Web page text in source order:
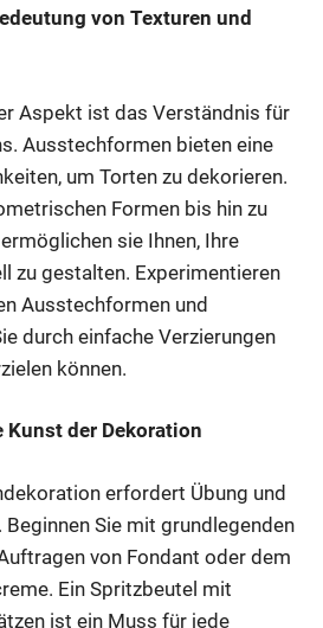
von Texturen und
Aspekt ist das Verständnis für
Ausstechformen bieten eine
um Torten zu dekorieren.
Formen bis hin zu
sie Ihnen, Ihre
zu gestalten. Experimentieren
Ausstechformen und
durch einfache Verzierungen
können.
Kunst der Dekoration
erfordert Übung und
Sie mit grundlegenden
von Fondant oder dem
Ein Spritzbeutel mit
ist ein Muss für jede